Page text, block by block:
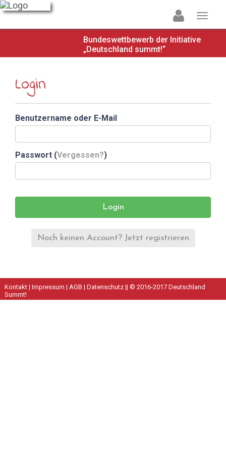
Bundeswettbewerb der Initiative
„Deutschland summt!“
Login
Benutzername oder E-Mail
Passwort (Vergessen?)
Noch keinen Account? Jetzt registrieren
Kontakt| Impressum | AGB | Datenschutz|| © 2016-2017 Deutschland
Summt!